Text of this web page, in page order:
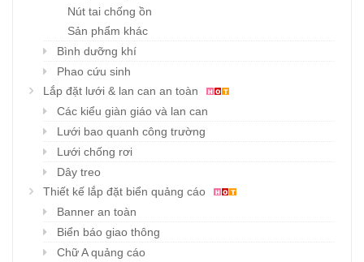
Nút tai chống ồn
Sản phẩm khác
Bình dưỡng khí
Phao cứu sinh
Lắp đặt lưới & lan can an toàn
Các kiểu giàn giáo và lan can
Lưới bao quanh công trường
Lưới chống rơi
Dây treo
Thiết kế lắp đặt biển quảng cáo
Banner an toàn
Biển báo giao thông
Chữ A quảng cáo